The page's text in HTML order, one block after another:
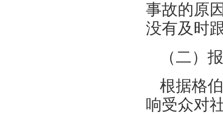
事故的原
没有及时
（二）
根据格
响受众对